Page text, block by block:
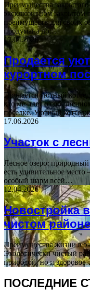
Преимущества
эксклюзивном закрытом
преимуществ для своих
продумана до…
17.04.2026
Продается
курортном
Продается уютный
кто мечтает о
поселке. Уютный
17.06.2026
Участок с
Лесное озеро:
есть удивительное место
особый шарм всей…
12.04.2026
Новостройка
чистом районе
Преимущества жизни в
Экологически чистый
природой, но и
ПОСЛЕДНИЕ